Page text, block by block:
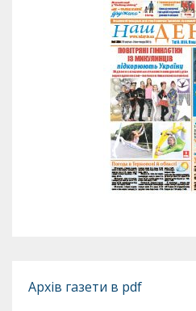
Архів газети в pdf